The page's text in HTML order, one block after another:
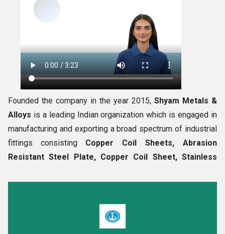
Founded the company in the year 2015, Shyam Metals &
Alloys is a leading Indian organization which is engaged in
manufacturing and exporting a broad spectrum of industrial
fittings consisting
Copper Coil Sheets, Abrasion
Resistant Steel Plate, Copper Coil Sheet, Stainless
During the production of these industrial items, we make
with advance machines and tools. Before the final delivery
of the goods, they are examined on various grounds such